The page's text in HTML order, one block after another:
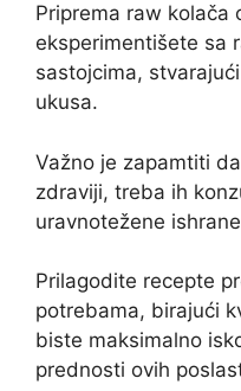
Priprema raw kolača
eksperimentišete sa
sastojcima,
ukusa.
Važno je zapamtiti
zdraviji, treba ih
uravnotežene
Prilagodite recepte
potrebama, birajući
biste maksimalno
prednosti ovih